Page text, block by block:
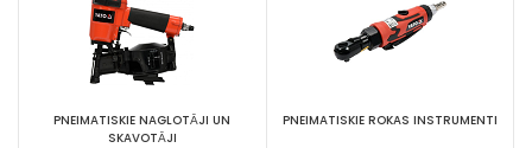
PNEIMATISKIE NAGLOTĀJI UN
SKAVOTĀJI
PNEIMATISKIE ROKAS INSTRUMENTI